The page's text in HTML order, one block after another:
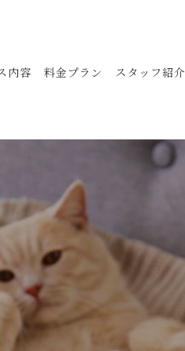
内容 料金プラン スタッフ紹介